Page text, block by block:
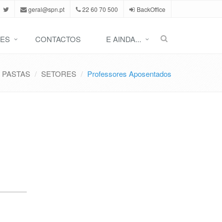
geral@spn.pt 22 60 70 500 BackOffice
CONTACTOS E AINDA...
PASTAS SETORES Professores Aposentados